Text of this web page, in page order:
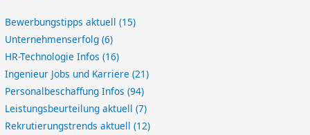
Bewerbungstipps aktuell(15)
Unternehmenserfolg(6)
HR-Technologie Infos(16)
Ingenieur Jobs und Karriere(21)
Personalbeschaffung Infos(94)
Leistungsbeurteilung aktuell(7)
Rekrutierungstrends aktuell(12)